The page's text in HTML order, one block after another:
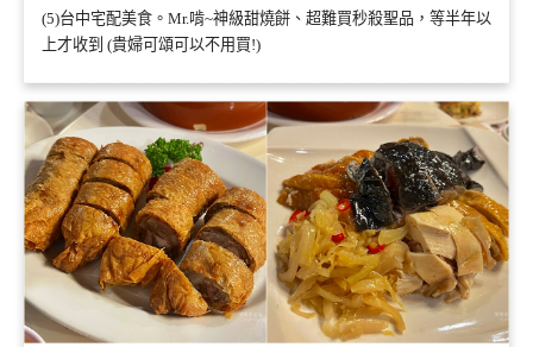
(5)台中宅配美食。Mr.啃~神級甜燒餅、超難買秒殺聖品，等半年以
上才收到 (貴婦可頌可以不用買!)